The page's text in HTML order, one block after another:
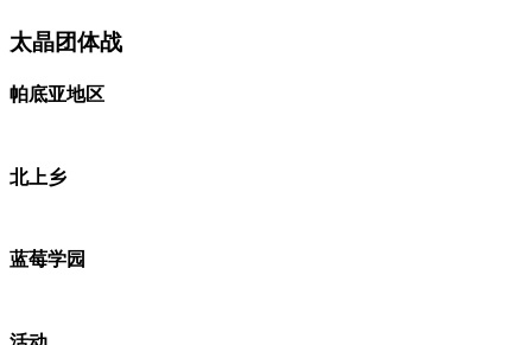
太晶团体战
帕底亚地区
北上乡
蓝莓学园